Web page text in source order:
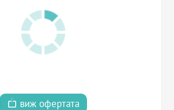
виж офертата